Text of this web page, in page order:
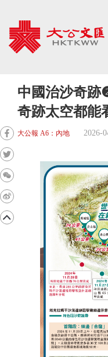
中國治沙奇跡
奇跡太空都能
大公報 A6：內地 2026-